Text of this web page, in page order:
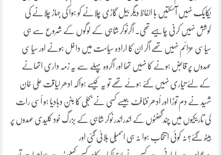
یکایک نہیں آسکتیں با الفاظ دیگر بیل گاڑی چلانے کو ہوا کی جہاز چلانے کی
کوشش نہیں کرنی چاہیے تھی۔ اگرنوکر شاہی کے لوگوں کے شروع سے ہی
سیاسی عزائم نہیں تھے اگر ان کا ارادہ سیاست میں داخل ہونے اور سیاسی
عہدوں پر قابض ہونے کا نہیں تھا اور اگروہ پہلے سے یہ زمہ داری اتھانے
کے لئے تیاری نہیں کئے ہوئے تھے تو یہ کیسے ہواکہ ادھر لیاقت علی خان
شہید نے دم توڑا اور اُدھر فٹافٹ جیسے کسی نے بجلی کا بٹن دبادیا ہو اُسی رات
کی تاریکیوں میں چندگھنٹوں کے اندراندر نوکر شاہی کے بزرگ خود کلیدی عہدوں پر
بیٹھ گئے؟نہ کوئی انتخاب ہوا نہ ہی اسمبلی بلائی گئی اور